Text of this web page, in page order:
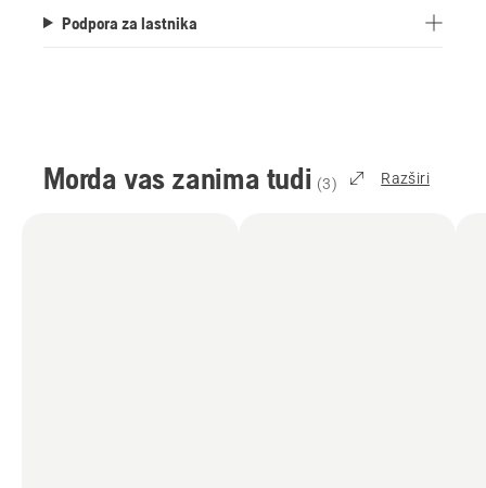
Podpora za lastnika
Morda vas zanima tudi (3) Razširi